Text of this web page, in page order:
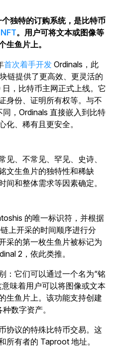
独特的订购系统，是比特币
。用户可将文本或图像等
生鱼片上。
首次着手开发 Ordinals，此
链提供了更高效、更灵活的
，比特币主网正式上线。它
身份、证明所有权等。与不
，Ordinals 直接嵌入到比特
化、稀有且更安全。
见、不常见、罕见、史诗、
文生鱼片的独特性和稀缺
间和整体需求等因素确定。
的唯一标识符，并根据
上开采的时间顺序进行分
采的第一枚生鱼片被标记为
2，依此类推。
：它们可以通过一个名为“铭
味着用户可以将图像或文本
生鱼片上。该功能支持创建
数字资产。
协议的特殊比特币交易。这
所有者的 Taproot 地址。